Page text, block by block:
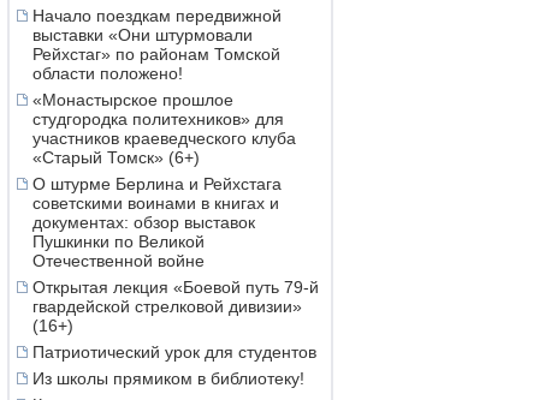
Начало поездкам передвижной
выставки «Они штурмовали
Рейхстаг» по районам Томской
области положено!
«Монастырское прошлое
студгородка политехников» для
участников краеведческого клуба
«Старый Томск» (6+)
О штурме Берлина и Рейхстага
советскими воинами в книгах и
документах: обзор выставок
Пушкинки по Великой
Отечественной войне
Открытая лекция «Боевой путь 79-й
гвардейской стрелковой дивизии»
(16+)
Патриотический урок для студентов
Из школы прямиком в библиотеку!